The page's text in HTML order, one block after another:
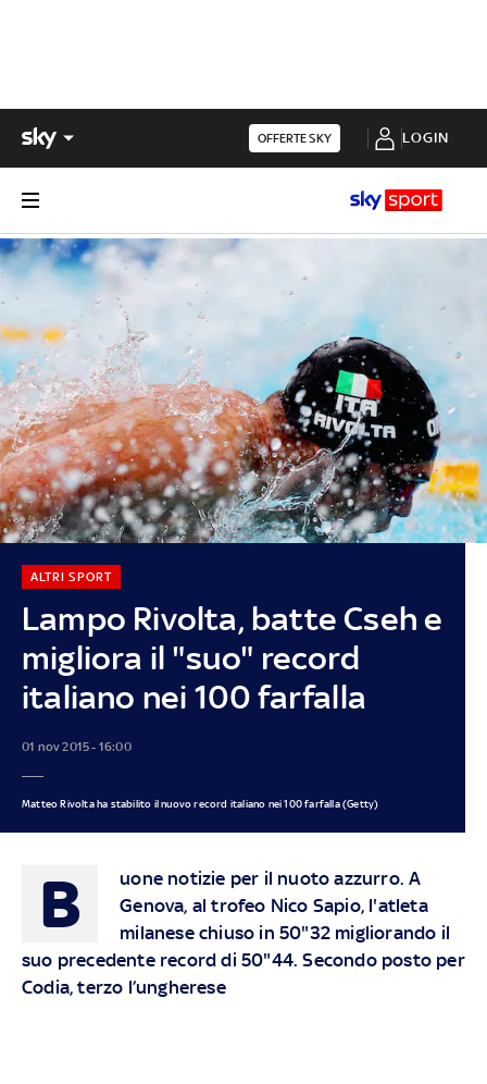
OFFERTE SKY LOGIN
Lampo Rivolta, batte Cseh e
migliora il "suo" record
italiano nei 100 farfalla
ALTRI SPORT
01 nov 2015 - 16:00
Matteo Rivolta ha stabilito il nuovo record italiano nei 100 farfalla (Getty)
B
uone notizie per il nuoto azzurro. A
Genova, al trofeo Nico Sapio, l'atleta
milanese chiuso in 50"32 migliorando il
suo precedente record di 50"44. Secondo posto per
Codia, terzo l’ungherese